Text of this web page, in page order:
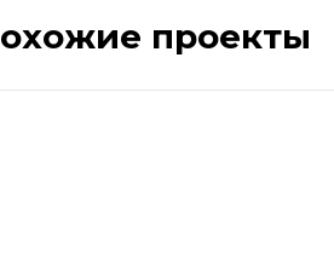
проекты